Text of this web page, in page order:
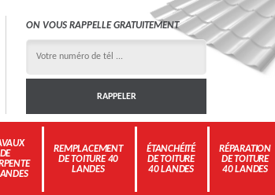
ON VOUS RAPPELLE GRATUITEMENT
DE
REMPLACEMENT
DE TOITURE 40
LANDES
ÉTANCHÉITÉ
DE TOITURE
40 LANDES
RÉPARATION
DE TOITURE
40 LANDES